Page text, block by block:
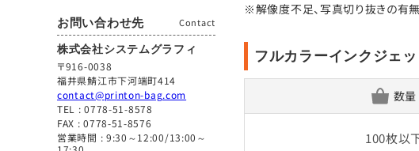
※解像度不足、写真切り抜きの有無
フルカラーインクジェ
数量
100枚以
お問い合わせ先 Contact
株式会社システムグラフィ
〒916-0038
福井県鯖江市下河端町414
contact@printon-bag.com
TEL :0778-51-8578
FAX : 0778-51-8576
営業時間 : 9:30～12:00/13:00～